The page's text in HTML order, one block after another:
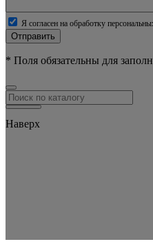
Я согласен на обработку
Отправить
* Поля обязательны для
Наверх